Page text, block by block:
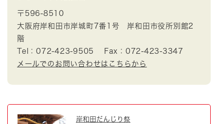
〒596-8510
大阪府岸和田市岸城町7番1号 岸和田市役所別館2
階
Tel：072-423-9505
Fax：072-423-3347
メールでのお問い合わせはこちらから
岸和田だんじり祭